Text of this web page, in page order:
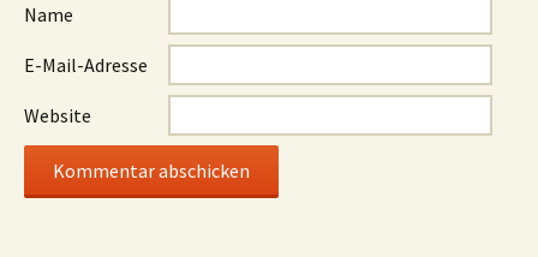
Name
E-Mail-Adresse
Website